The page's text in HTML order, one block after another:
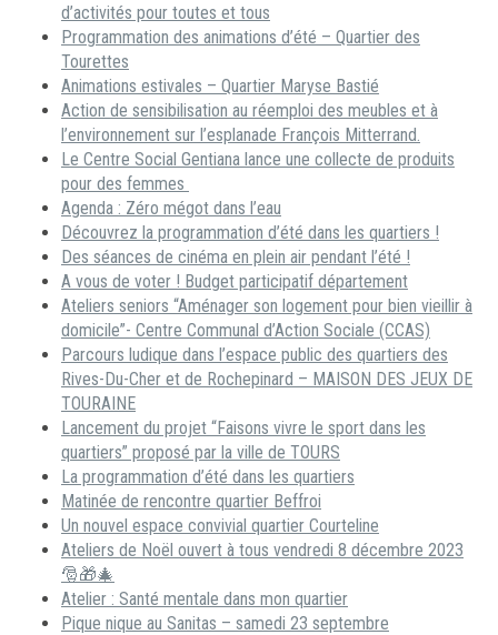
d’activités pour toutes et tous
Programmation des animations d’été – Quartier des
Tourettes
Animations estivales – Quartier Maryse Bastié
Action de sensibilisation au réemploi des meubles et à
l’environnement sur l’esplanade François Mitterrand.
Le Centre Social Gentiana lance une collecte de produits
pour des femmes
Agenda : Zéro mégot dans l’eau
Découvrez la programmation d’été dans les quartiers !
Des séances de cinéma en plein air pendant l’été !
A vous de voter ! Budget participatif département
Ateliers seniors “Aménager son logement pour bien vieillir à
domicile”- Centre Communal d’Action Sociale (CCAS)
Parcours ludique dans l’espace public des quartiers des
Rives-Du-Cher et de Rochepinard – MAISON DES JEUX DE
TOURAINE
Lancement du projet “Faisons vivre le sport dans les
quartiers” proposé par la ville de TOURS
La programmation d’été dans les quartiers
Matinée de rencontre quartier Beffroi
Un nouvel espace convivial quartier Courteline
Ateliers de Noël ouvert à tous vendredi 8 décembre 2023
🎅🎁🎄
Atelier : Santé mentale dans mon quartier
Pique nique au Sanitas – samedi 23 septembre